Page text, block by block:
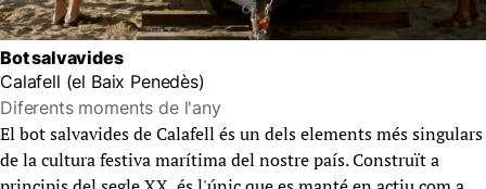
Bot salvavides
Calafell (el Baix Penedès)
Diferents moments de l'any
El bot salvavides de Calafell és un dels elements més singulars
de la cultura festiva marítima del nostre país. Construït a